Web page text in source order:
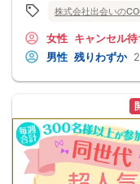
株式会社出会いの
女性 キャンセル待
男性 残りわずか